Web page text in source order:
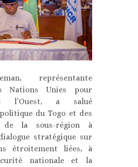
représentante
Nations Unies pour
l’Ouest, a salué
du Togo et des
de la sous-région à
stratégique sur
étroitement liées, à
nationale et la